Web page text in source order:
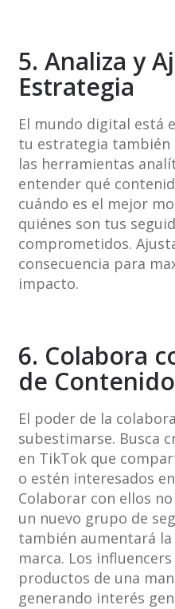
5. Analiza y
Estrategia
El mundo digital está
tu estrategia también
las herramientas
entender qué
cuándo es el mejor
quiénes son tus
comprometidos.
consecuencia para
impacto.
6. Colabora
de
El poder de la
subestimarse. Busca
en TikTok que
o estén interesados
Colaborar con ellos
un nuevo grupo de
también aumentará
marca. Los
productos de una
generando interés